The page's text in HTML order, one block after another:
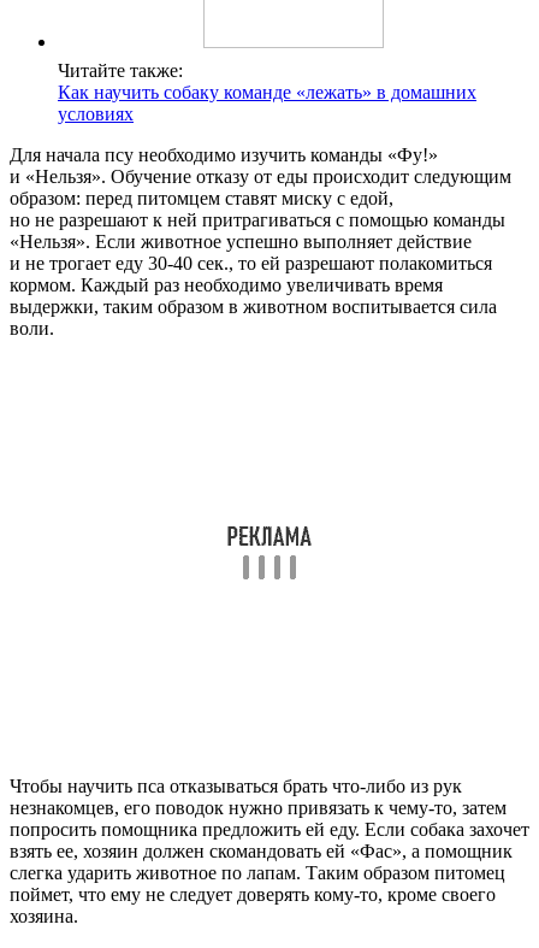
Читайте также:
Как научить собаку команде «лежать» в домашних
условиях
Для начала псу необходимо изучить команды «Фу!»
и «Нельзя». Обучение отказу от еды происходит следующим
образом: перед питомцем ставят миску с едой,
но не разрешают к ней притрагиваться с помощью команды
«Нельзя». Если животное успешно выполняет действие
и не трогает еду 30-40 сек., то ей разрешают полакомиться
кормом. Каждый раз необходимо увеличивать время
выдержки, таким образом в животном воспитывается сила
воли.
Чтобы научить пса отказываться брать что-либо из рук
незнакомцев, его поводок нужно привязать к чему-то, затем
попросить помощника предложить ей еду. Если собака захочет
взять ее, хозяин должен скомандовать ей «Фас», а помощник
слегка ударить животное по лапам. Таким образом питомец
поймет, что ему не следует доверять кому-то, кроме своего
хозяина.